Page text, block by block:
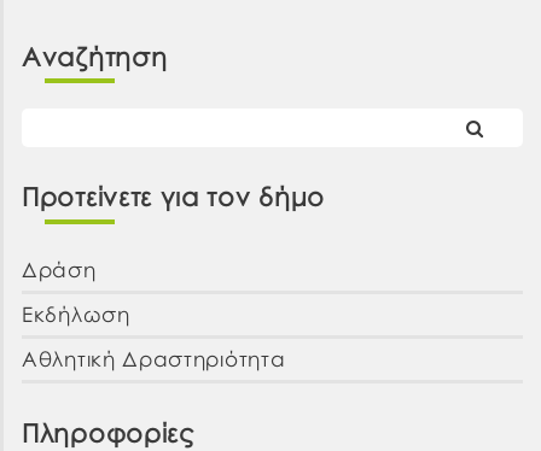
Αναζήτηση
Προτείνετε για τον δήμο
Δράση
Εκδήλωση
Αθλητική Δραστηριότητα
Πληροφορίες